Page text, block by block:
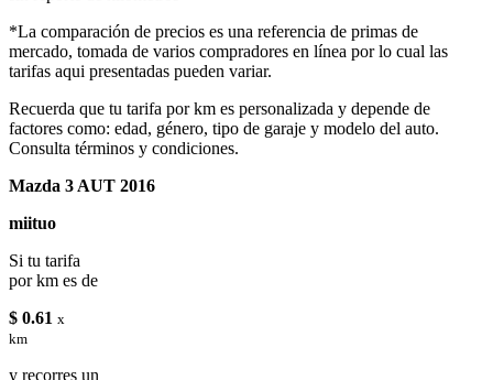
*La comparación de precios es una referencia de primas de
mercado, tomada de varios compradores en línea por lo cual las
tarifas aqui presentadas pueden variar.
Recuerda que tu tarifa por km es personalizada y depende de
factores como: edad, género, tipo de garaje y modelo del auto.
Consulta términos y condiciones.
Mazda 3 AUT 2016
miituo
Si tu tarifa
por km es de
$ 0.61 x
km
y recorres un